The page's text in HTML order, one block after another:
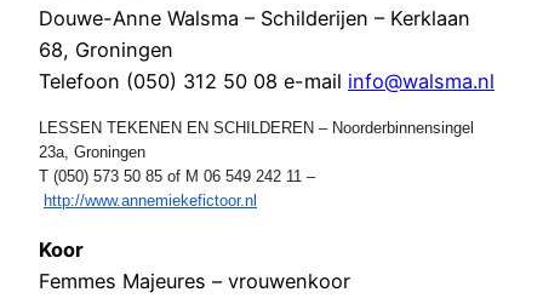
Douwe-Anne Walsma – Schilderijen – Kerklaan
68, Groningen
Telefoon (050) 312 50 08 e-mail info@walsma.nl
LESSEN TEKENEN EN SCHILDEREN – Noorderbinnensingel
23a, Groningen
T (050) 573 50 85 of M 06 549 242 11 –
http://www.annemiekefictoor.nl
Koor
Femmes Majeures – vrouwenkoor